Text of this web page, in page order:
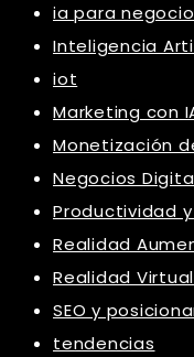
ia para
Inteligencia
iot
Marketing con
Monetización
Negocios
Productividad
Realidad
Realidad Virtual
SEO y
tendencias